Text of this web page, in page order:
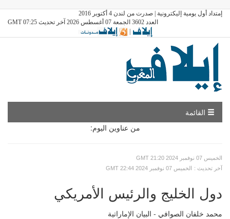
إمتداد أول يومية إليكترونية | صدرت من لندن 4 أكتوبر 2016
العدد 3602 الجمعة 07 أغسطس 2026 آخر تحديث GMT 07:25
|
القائمة
من عناوين اليوم:
GMT الخميس 07 نوفمبر 2024 21:20
GMT الخميس 07 نوفمبر 2024 22:44
: آخر تحديث
دول الخليج والرئيس الأمريكي
محمد خلفان الصوافي - البيان الإماراتية